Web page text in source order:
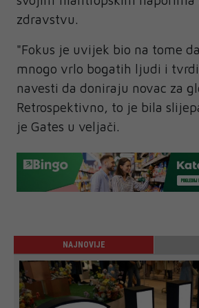
zdravstvu.
"Fokus je uvijek bio na tome
mnogo vrlo bogatih ljudi i
navesti da doniraju novac za
Retrospektivno, to je bila
je Gates u veljači.
NAJNOVIJE